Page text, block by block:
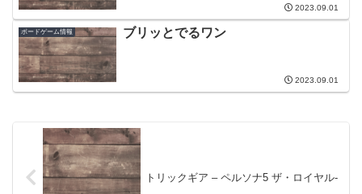
2023.09.01
ボードゲーム情報 ブリッとでるワン
2023.09.01
トリックギア – ペルソナ5 ザ・ロイヤル-